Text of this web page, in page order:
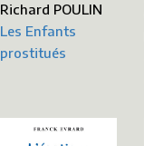
Richard POULIN
Les Enfants
prostitués